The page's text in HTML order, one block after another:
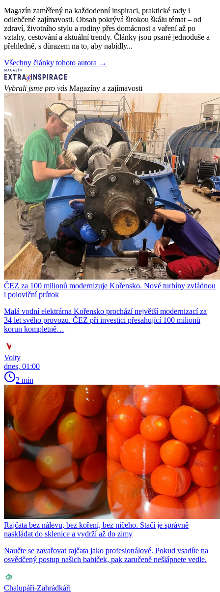
Magazín zaměřený na každodenní inspiraci, praktické rady i
odlehčené zajímavosti. Obsah pokrývá širokou škálu témat – od
zdraví, životního stylu a rodiny přes domácnost a vaření až po
vztahy, cestování a aktuální trendy. Články jsou psané jednoduše a
přehledně, s důrazem na to, aby nabídly...
Všechny články tohoto autora →
Vybrali jsme pro vás Magazíny a zajímavosti
ČEZ za 100 milionů modernizuje Kořensko. Nové turbíny zvládnou
i poloviční průtok
Malá vodní elektrárna Kořensko prochází největší modernizací za
34 let svého provozu. ČEZ při investici přesahující 100 milionů
korun kompletně…
Volty
dnes, 01:00
2 min
Rajčata bez nálevu, bez koření, bez ničeho. Stačí je správně
naskládat do sklenice a vydrží až do zimy
Naučte se zavařovat rajčata jako profesionálové. Pokud vsadíte na
osvědčený postup našich babiček, pak zaručeně nešlápnete vedle.
Chalupáři-Zahrádkáři